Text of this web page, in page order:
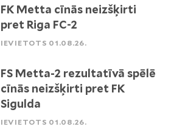
FK Metta cīnās neizšķirti
pret Riga FC-2
IEVIETOTS 01.08.26.
FS Metta-2 rezultatīvā spēlē
cīnās neizšķirti pret FK
Sigulda
IEVIETOTS 01.08.26.